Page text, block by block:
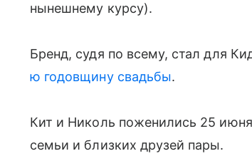
нынешнему курсу).
Бренд, судя по всему, стал для
ю годовщину свадьбы.
Кит и Николь поженились 25
семьи и близких друзей пары.